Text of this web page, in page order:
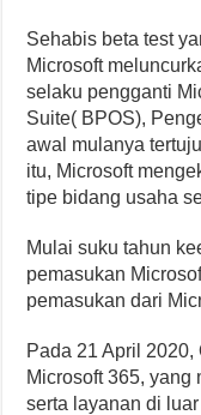
Sehabis beta test
Microsoft
selaku pengganti
Suite( BPOS),
awal mulanya
itu, Microsoft
tipe bidang usaha
Mulai suku tahun
pemasukan
pemasukan dari
Pada 21 April
Microsoft 365, yang
serta layanan di